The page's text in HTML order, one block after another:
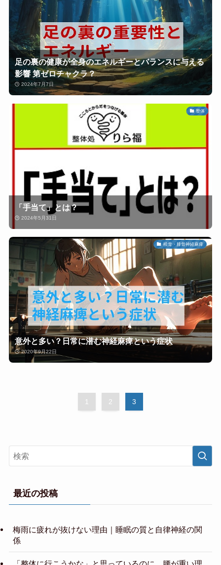
足の裏の健康が全身のエネルギーとバランスに与える
影響 第ゼロチャクラ？
2024年7月7日
整体
「手当て」とは？
2024年5月31日
橈骨・腓骨神経麻痺
意外と多い？日常に潜む神経麻痺という症状
2020年9月22日
1 2 3
最近の投稿
梅雨に疲れが抜けない理由｜睡眠の質と自律神経の関
係